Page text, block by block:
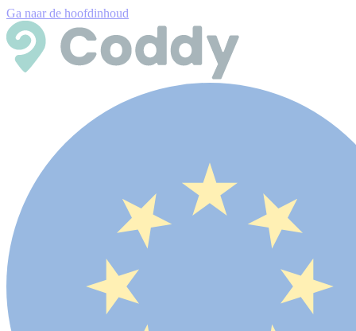
Ga naar de hoofdinhoud